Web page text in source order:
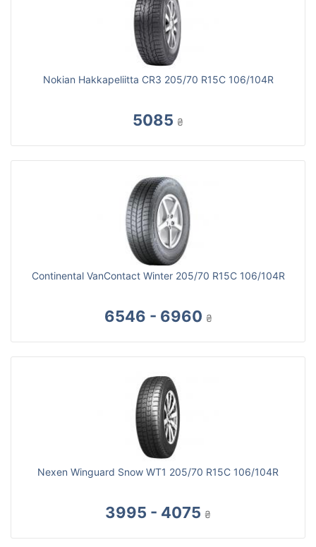
Nokian Hakkapeliitta CR3 205/70 R15C 106/104R
5085 ₴
Continental VanContact Winter 205/70 R15C 106/104R
6546 - 6960 ₴
Nexen Winguard Snow WT1 205/70 R15C 106/104R
3995 - 4075 ₴